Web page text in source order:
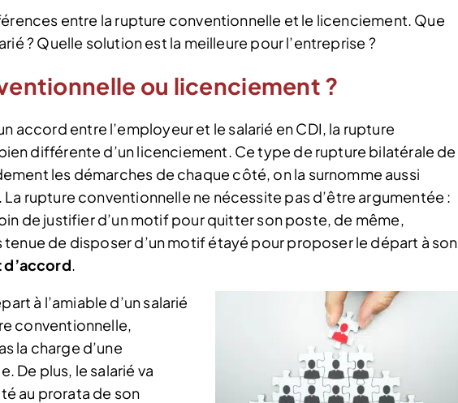
entre la rupture conventionnelle et le licenciement. Que
? Quelle solution est la meilleure pour l’entreprise ?
ou licenciement ?
accord entre l’employeur et le salarié en CDI, la rupture
différente d’un licenciement. Ce type de rupture bilatérale de
les démarches de chaque côté, on la surnomme aussi
La rupture conventionnelle ne nécessite pas d’être argumentée :
de justifier d’un motif pour quitter son poste, de même,
tenue de disposer d’un motif étayé pour proposer le départ à son
.
à l’amiable d’un salarié
conventionnelle,
la charge d’une
De plus, le salarié va
au prorata de son